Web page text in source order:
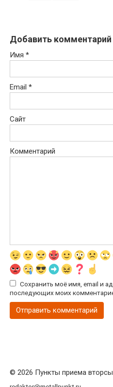
Добавить комментарий
Имя *
Email *
Сайт
Комментарий
Сохранить моё имя, email и
последующих моих
© 2026 Пункты приема